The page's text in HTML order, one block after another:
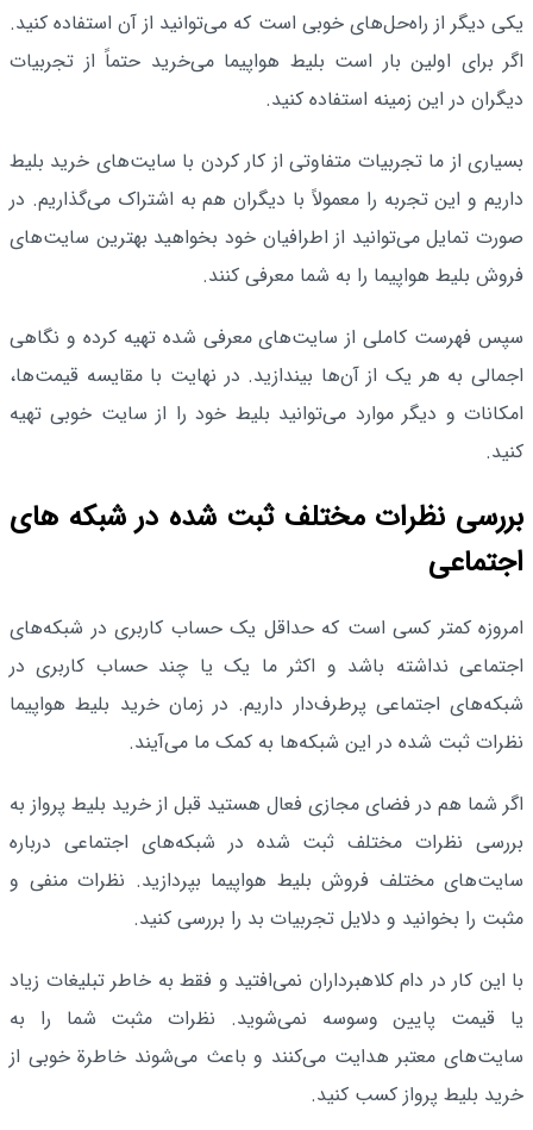
یکی دیگر از راه‌حل‌های خوبی است که می‌توانید از آن استفاده کنید.
اگر برای اولین بار است بلیط هواپیما می‌خرید حتماً از تجربیات
دیگران در این زمینه استفاده کنید.
بسیاری از ما تجربیات متفاوتی از کار کردن با سایت‌های خرید بلیط
داریم و این تجربه را معمولاً با دیگران هم به اشتراک می‌گذاریم. در
صورت تمایل می‌توانید از اطرافیان خود بخواهید بهترین سایت‌های
فروش بلیط هواپیما را به شما معرفی کنند.
سپس فهرست کاملی از سایت‌های معرفی شده تهیه کرده و نگاهی
اجمالی به هر یک از آن‌ها بیندازید. در نهایت با مقایسه قیمت‌ها،
امکانات و دیگر موارد می‌توانید بلیط خود را از سایت خوبی تهیه
کنید.
بررسی نظرات مختلف ثبت شده در شبکه‌ های
اجتماعی
امروزه کمتر کسی است که حداقل یک حساب کاربری در شبکه‌های
اجتماعی نداشته باشد و اکثر ما یک یا چند حساب کاربری در
شبکه‌های اجتماعی پرطرف‌دار داریم. در زمان خرید بلیط هواپیما
نظرات ثبت شده در این شبکه‌ها به کمک ما می‌آیند.
اگر شما هم در فضای مجازی فعال هستید قبل از خرید بلیط پرواز به
بررسی نظرات مختلف ثبت شده در شبکه‌های اجتماعی درباره
سایت‌های مختلف فروش بلیط هواپیما بپردازید. نظرات منفی و
مثبت را بخوانید و دلایل تجربیات بد را بررسی کنید.
با این کار در دام کلاهبرداران نمی‌افتید و فقط به خاطر تبلیغات زیاد
یا قیمت پایین وسوسه نمی‌شوید. نظرات مثبت شما را به
سایت‌های معتبر هدایت می‌کنند و باعث می‌شوند خاطرة خوبی از
خرید بلیط پرواز کسب کنید.